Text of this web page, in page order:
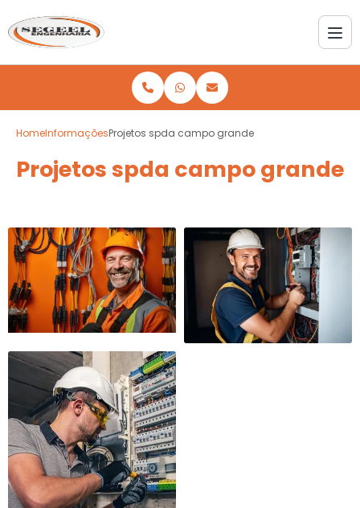
HomeInformaçõesProjetos spda campo grande
Projetos spda campo grande